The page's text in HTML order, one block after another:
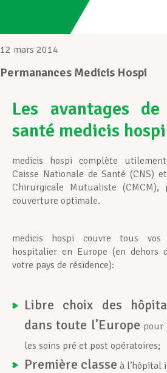
Assistance au Travail
Assistance en vie privée
Développement
12 mars 2014
Permanances Medicis Hospi
Les avantages de
santé medicis hospi
medicis hospi complète
Caisse Nationale de Santé (CNS)
Chirurgicale Mutualiste
couverture optimale.
medicis hospi couvre tous
hospitalier en Europe (en dehors
votre pays de résidence):
Libre choix des
dans toute l’Europe pour
les soins pré et post opératoires;
Première classe à l’hôpital